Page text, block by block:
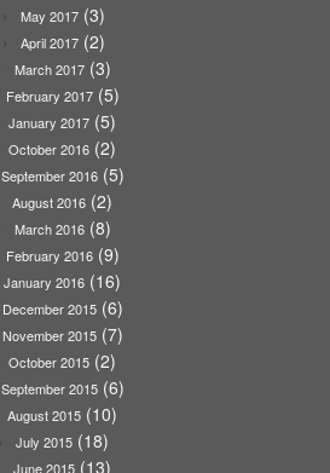
May 2017(3)
April 2017(2)
March 2017(3)
February 2017(5)
January 2017 (5)
October 2016 (2)
September 2016(5)
August 2016 (2)
March 2016(8)
February 2016(9)
January 2016 (16)
December 2015(6)
November 2015(7)
October 2015 (2)
September 2015(6)
August 2015 (10)
July 2015 (18)
June 2015 (13)